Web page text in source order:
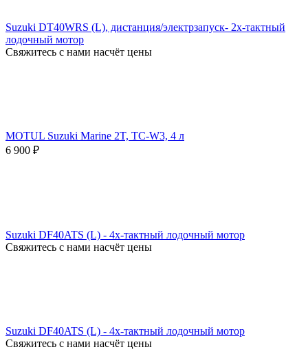
Suzuki DT40WRS (L), дистанция/электрзапуск- 2х-тактный
лодочный мотор
Свяжитесь с нами насчёт цены
MOTUL Suzuki Marine 2T, TC-W3, 4 л
6 900 ₽
Suzuki DF40ATS (L) - 4х-тактный лодочный мотор
Свяжитесь с нами насчёт цены
Suzuki DF40ATS (L) - 4х-тактный лодочный мотор
Свяжитесь с нами насчёт цены